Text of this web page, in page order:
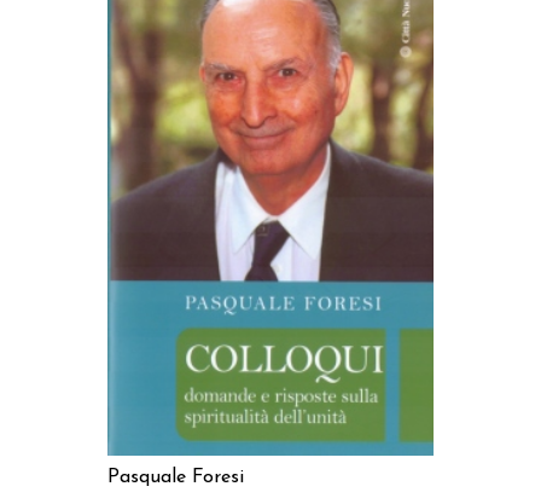
AGGIUNGI AL CARRELLO
Pasquale Foresi